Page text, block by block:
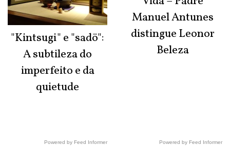
"Kintsugi" e "sadō":
A subtileza do
imperfeito e da
quietude
Powered by Feed Informer
Manuel Antunes
distingue Leonor
Beleza
Powered by Feed Informer